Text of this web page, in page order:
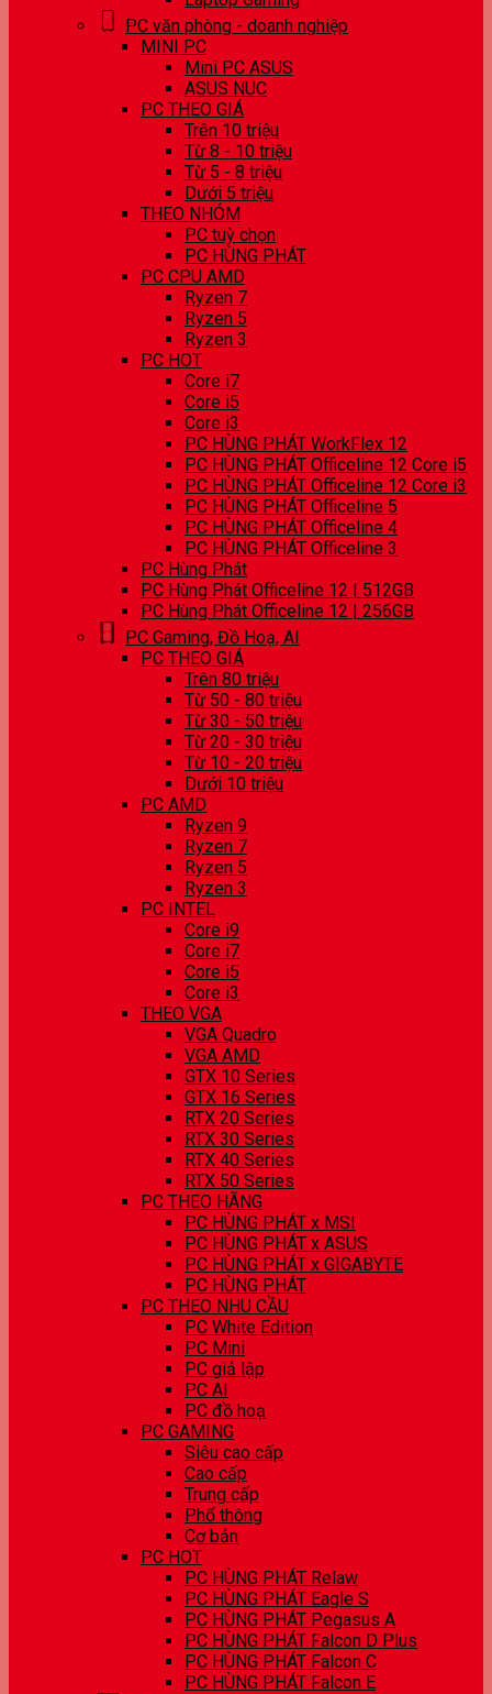
PC văn phòng - doanh nghiệp
MINI PC
Mini PC ASUS
ASUS NUC
PC THEO GIÁ
Trên 10 triệu
Từ 8 - 10 triệu
Từ 5 - 8 triệu
Dưới 5 triệu
THEO NHÓM
PC tuỳ chọn
PC HÙNG PHÁT
PC CPU AMD
Ryzen 7
Ryzen 5
Ryzen 3
PC HOT
Core i7
Core i5
Core i3
PC HÙNG PHÁT WorkFlex 12
PC HÙNG PHÁT Officeline 12 Core i5
PC HÙNG PHÁT Officeline 12 Core i3
PC HÙNG PHÁT Officeline 5
PC HÙNG PHÁT Officeline 4
PC HÙNG PHÁT Officeline 3
PC Hùng Phát
PC Hùng Phát Officeline 12 | 512GB
PC Hùng Phát Officeline 12 | 256GB
PC Gaming, Đồ Hoạ, AI
PC THEO GIÁ
Trên 80 triệu
Từ 50 - 80 triệu
Từ 30 - 50 triệu
Từ 20 - 30 triệu
Từ 10 - 20 triệu
Dưới 10 triệu
PC AMD
Ryzen 9
Ryzen 7
Ryzen 5
Ryzen 3
PC INTEL
Core i9
Core i7
Core i5
Core i3
THEO VGA
VGA Quadro
VGA AMD
GTX 10 Series
GTX 16 Series
RTX 20 Series
RTX 30 Series
RTX 40 Series
RTX 50 Series
PC THEO HÃNG
PC HÙNG PHÁT x MSI
PC HÙNG PHÁT x ASUS
PC HÙNG PHÁT x GIGABYTE
PC HÙNG PHÁT
PC THEO NHU CẦU
PC White Edition
PC Mini
PC giả lập
PC AI
PC đồ hoạ
PC GAMING
Siêu cao cấp
Cao cấp
Trung cấp
Phổ thông
Cơ bản
PC HOT
PC HÙNG PHÁT Relaw
PC HÙNG PHÁT Eagle S
PC HÙNG PHÁT Pegasus A
PC HÙNG PHÁT Falcon D Plus
PC HÙNG PHÁT Falcon C
PC HÙNG PHÁT Falcon E